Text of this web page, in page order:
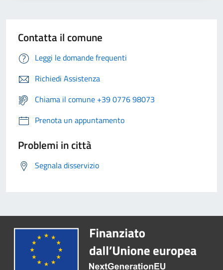
Contatta il comune
Leggi le domande frequenti
Richiedi Assistenza
Chiama il comune +39 0776 98073
Prenota un appuntamento
Problemi in città
Segnala disservizio